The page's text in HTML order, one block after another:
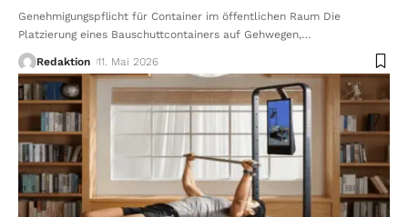
Genehmigungspflicht für Container im öffentlichen Raum Die
Platzierung eines Bauschuttcontainers auf Gehwegen,…
Redaktion 11. Mai 2026